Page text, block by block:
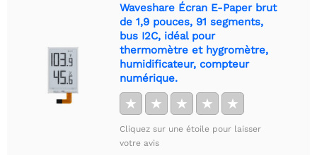
Waveshare Écran E-Paper brut
de 1,9 pouces, 91 segments,
bus I2C, idéal pour
thermomètre et hygromètre,
humidificateur, compteur
numérique.
★ ★ ★ ★ ★
Cliquez sur une étoile pour laisser
votre avis